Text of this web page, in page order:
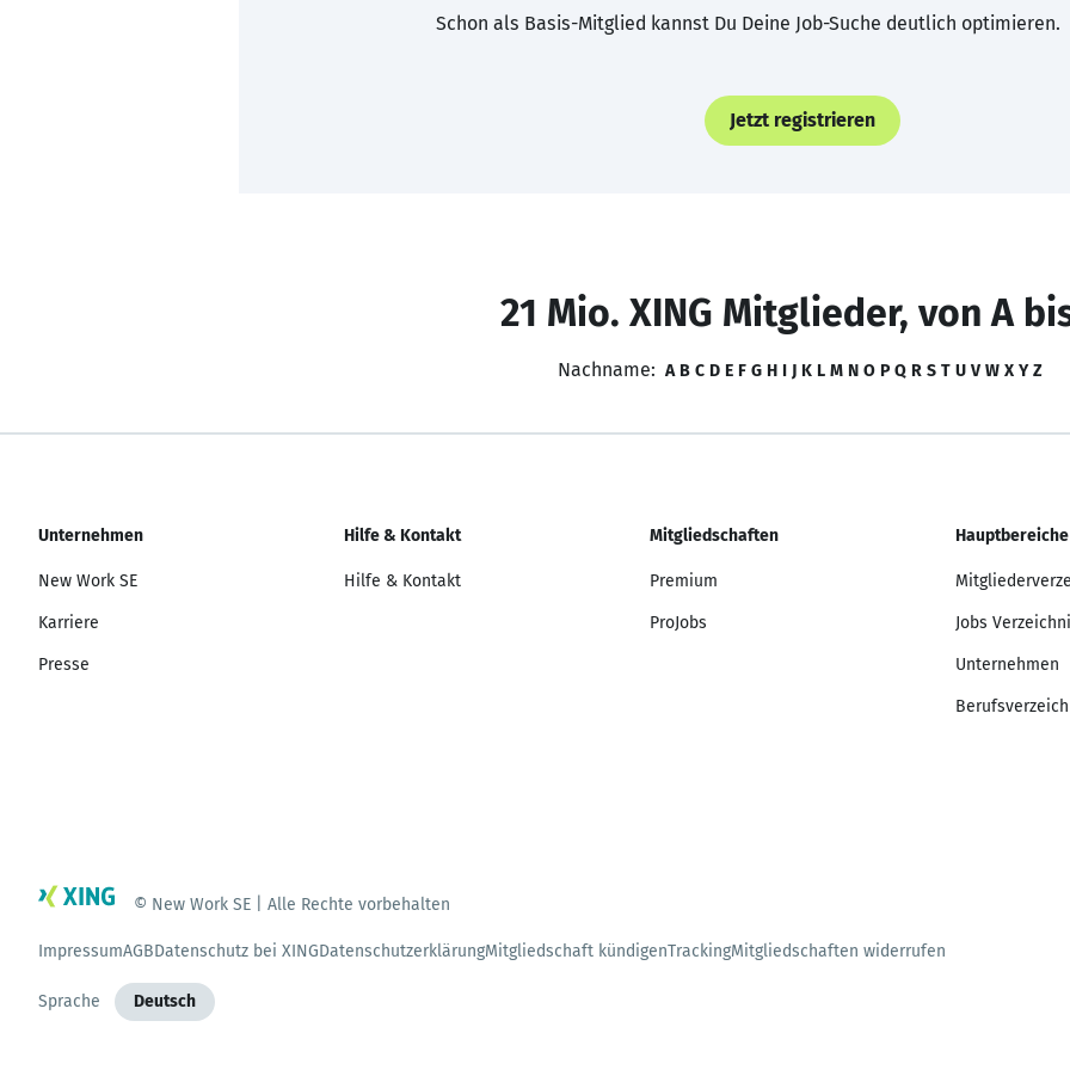
Schon als Basis-Mitglied kannst Du Deine Job-Suche deutlich optimieren.
Jetzt registrieren
21 Mio. XING Mitglieder, von A
Nachname: A B C D E F G H I J K L M N O P Q R S T U V W X Y Z
Unternehmen
New Work SE
Karriere
Presse
Hilfe & Kontakt
Hilfe & Kontakt
Mitgliedschaften
Premium
ProJobs
Hauptbereiche
Jobs
Unternehmen
© New Work SE | Alle Rechte vorbehalten
ImpressumAGBDatenschutz bei XINGDatenschutzerklärungMitgliedschaft kündigenTrackingMitgliedschaften widerrufen
Sprache Deutsch